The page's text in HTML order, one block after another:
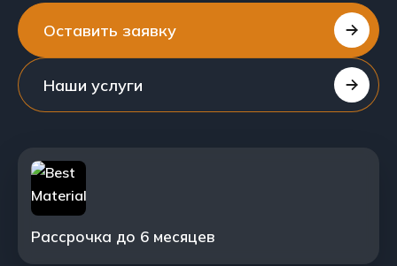
Оставить заявку
Наши услуги
Рассрочка до 6 месяцев